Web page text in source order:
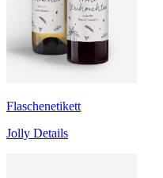
Flaschenetikett
Jolly Details